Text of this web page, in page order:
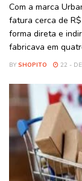
Com a marca
fatura cerca de
forma direta e
fabricava em
BY SHOPITO 22 -